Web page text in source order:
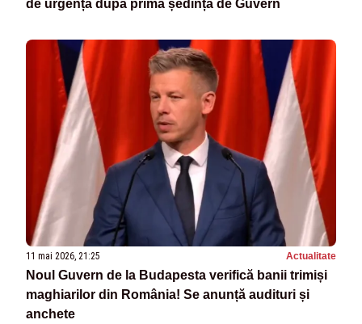
de urgență după prima ședință de Guvern
11 mai 2026, 21:25 Actualitate
Noul Guvern de la Budapesta verifică banii trimiși
maghiarilor din România! Se anunță audituri și
anchete